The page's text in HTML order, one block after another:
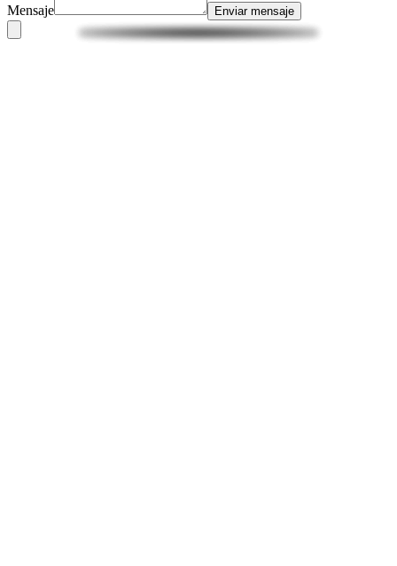
Mensaje Enviar mensaje